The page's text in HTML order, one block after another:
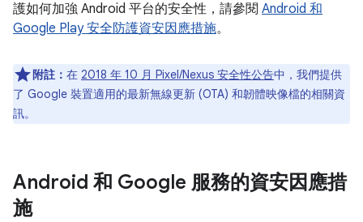
護如何加強 Android 平台的安全性，請參閱 Android 和
Google Play 安全防護資安因應措施。
附註： 在 2018 年 10 月 Pixel/Nexus 安全性公告中，我們提供
了 Google 裝置適用的最新無線更新 (OTA) 和韌體映像檔的相關資
訊。
Android 和 Google 服務的資安因應措
施